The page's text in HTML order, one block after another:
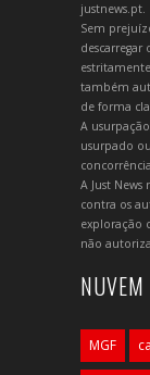
justnews.pt.
Sem
descarregar
também
de forma
A
usurpado
A Just
contra os
exploração
não
NUVEM
MGF